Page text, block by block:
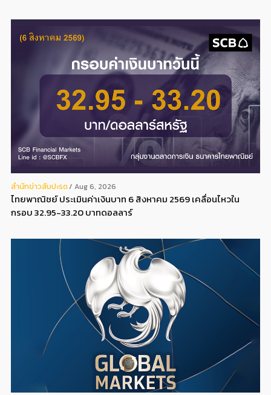
สํานักข่าวสับปะรด Aug 6, 2026
ไทยพาณิชย์ ประเมินค่าเงินบาท 6 สิงหาคม 2569 เคลื่อนไหวใน
กรอบ 32.95-33.20 บาทดอลลาร์